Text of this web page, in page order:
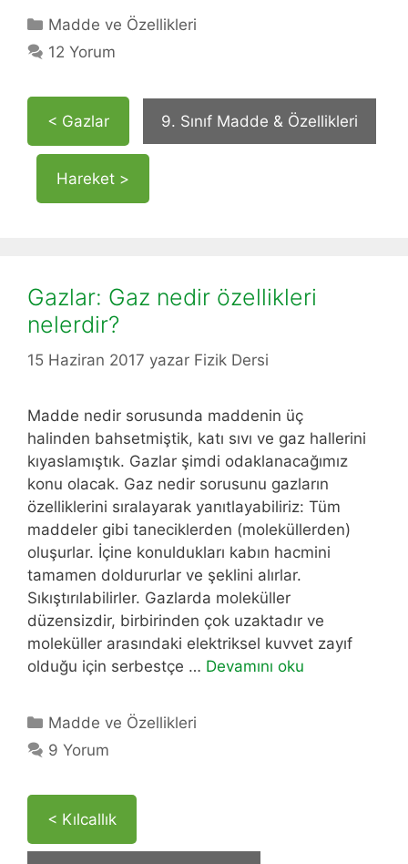
Kategoriler
Madde ve Özellikleri
12 Yorum
< Gazlar 9. Sınıf Madde & Özellikleri
Hareket >
Gazlar: Gaz nedir özellikleri
nelerdir?
15 Haziran 2017 yazar Fizik Dersi
Madde nedir sorusunda maddenin üç
halinden bahsetmiştik, katı sıvı ve gaz hallerini
kıyaslamıştık. Gazlar şimdi odaklanacağımız
konu olacak. Gaz nedir sorusunu gazların
özelliklerini sıralayarak yanıtlayabiliriz: Tüm
maddeler gibi taneciklerden (moleküllerden)
oluşurlar. İçine konuldukları kabın hacmini
tamamen doldururlar ve şeklini alırlar.
Sıkıştırılabilirler. Gazlarda moleküller
düzensizdir, birbirinden çok uzaktadır ve
moleküller arasındaki elektriksel kuvvet zayıf
olduğu için serbestçe … Devamını oku
Kategoriler
Madde ve Özellikleri
9 Yorum
< Kılcallık